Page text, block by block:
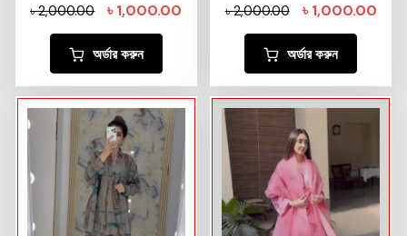
৳2,000.00 ৳1,000.00
অর্ডার করুন
৳2,000.00 ৳1,000.00
অর্ডার করুন